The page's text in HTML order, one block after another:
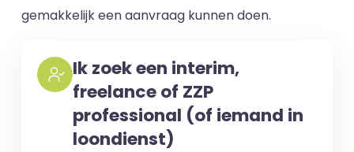
gemakkelijk een aanvraag kunnen doen.
Ik zoek een interim,
freelance of ZZP
professional (of iemand in
loondienst)